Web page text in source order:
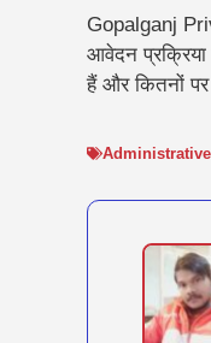
Gopalganj
आवेदन प्रक्रिया
हैं और कितनों पर